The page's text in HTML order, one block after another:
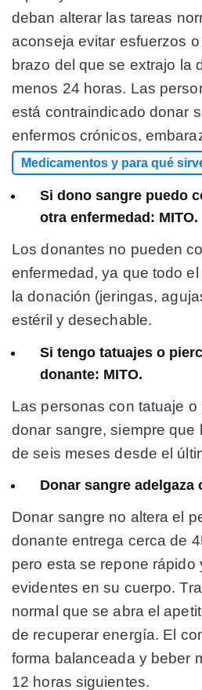
deban alterar las tareas
aconseja evitar esfuerzos
brazo del que se extrajo la
menos 24 horas. Las
está contraindicado donar
enfermos crónicos,
Medicamentos y para qué
Si dono sangre puedo
otra enfermedad: MITO.
Los donantes no pueden
enfermedad, ya que todo
la donación (jeringas,
estéril y desechable.
Si tengo tatuajes o
donante: MITO.
Las personas con tatuaje
donar sangre, siempre que
de seis meses desde el
Donar sangre adelgaza
Donar sangre no altera el
donante entrega cerca de
pero esta se repone rápido
evidentes en su cuerpo.
normal que se abra el
de recuperar energía. El
forma balanceada y beber
12 horas siguientes.